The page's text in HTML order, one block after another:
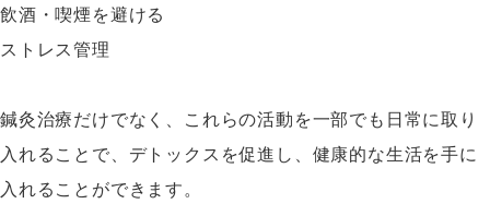
飲酒・喫煙を避ける
ストレス管理
鍼灸治療だけでなく、これらの活動を一部でも日常に取り
入れることで、デトックスを促進し、健康的な生活を手に
入れることができます。